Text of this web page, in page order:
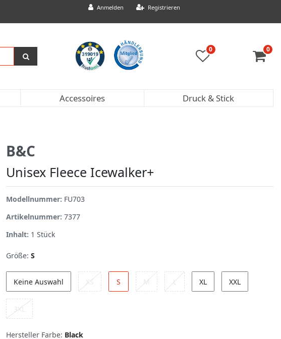
Anmelden Registrieren
0 0
Accessoires Druck & Stick
B&C
Unisex Fleece Icewalker+
Modellnummer: FU703
Artikelnummer: 7377
Inhalt: 1 Stück
Größe: S
Keine Auswahl XS S M L XL XXL
3XL
Hersteller Farbe: Black